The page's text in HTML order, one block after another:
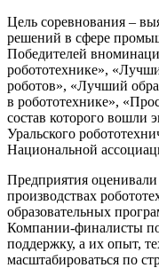
Цель соревнования –
решений в сфере
Победителей в
робототехнике»,
роботов», «Лучший
в робототехнике»,
состав которого вошли
Уральского
Национальной
Предприятия оценивали
производствах
образовательных
Компании-финалисты
поддержку, а их опыт,
масштабироваться по